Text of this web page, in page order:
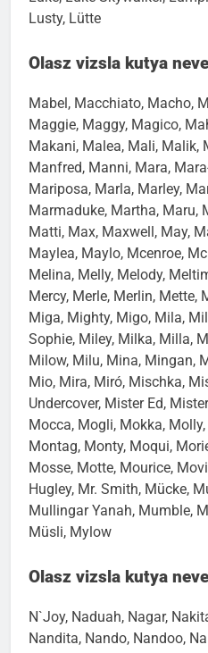
Lusty, Lütte
Olasz vizsla kutya
Mabel, Macchiato, Macho,
Maggie, Maggy, Magico,
Makani, Malea, Mali, Malik,
Manfred, Manni, Mara,
Mariposa, Marla, Marley,
Marmaduke, Martha, Maru,
Matti, Max, Maxwell, May,
Maylea, Maylo, Mcenroe,
Melina, Melly, Melody,
Mercy, Merle, Merlin, Mette,
Miga, Mighty, Migo, Mila,
Sophie, Miley, Milka, Milla,
Milow, Milu, Mina, Mingan,
Mio, Mira, Miró, Mischka,
Undercover, Mister Ed,
Mocca, Mogli, Mokka,
Montag, Monty, Moqui,
Mosse, Motte, Mourice,
Hugley, Mr. Smith, Mücke,
Mullingar Yanah, Mumble,
Müsli, Mylow
Olasz vizsla kutya
N`Joy, Naduah, Nagar,
Nandita, Nando, Nandoo,